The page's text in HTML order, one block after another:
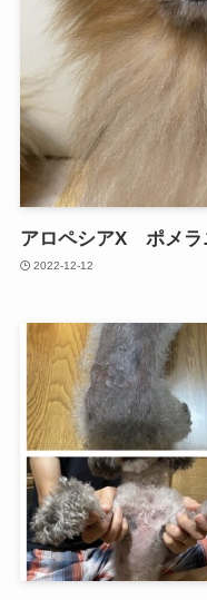
アロペシアX ポメ
2022-12-12